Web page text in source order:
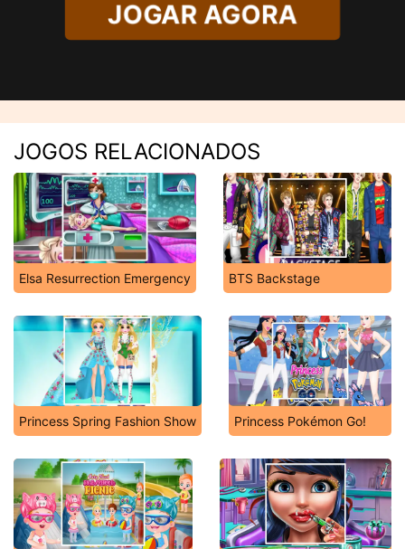
JOGAR AGORA
JOGOS RELACIONADOS
Elsa Resurrection Emergency BTS Backstage
Princess Spring Fashion Show Princess Pokémon Go!